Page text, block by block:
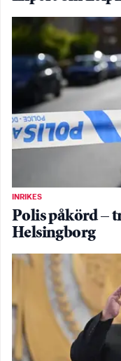
INRIKES
Polis påkörd –
Helsingborg